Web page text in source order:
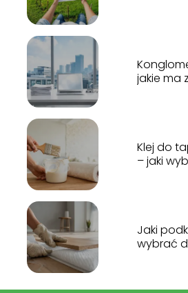
jakie ma
Klej do
– jaki
Jaki
wybrać